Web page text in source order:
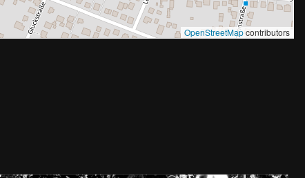
OpenStreetMapcontributors